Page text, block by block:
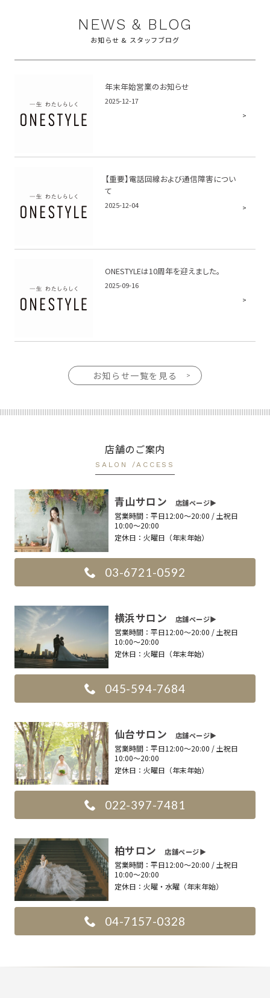
NEWS & BLOG
お知らせ & スタッフブログ
年末年始営業のお知らせ
2025-12-17
【重要】電話回線および通信障害につい
て
2025-12-04
ONESTYLEは10周年を迎えました。
2025-09-16
お知らせ一覧を見る
店舗のご案内
SALON /ACCESS
青山サロン 店舗ページ▶︎
営業時間： 平日12:00〜20:00 / 土祝日
10:00〜20:00
定休日： 火曜日（年末年始）
03-6721-0592
横浜サロン 店舗ページ▶︎
営業時間： 平日12:00〜20:00 / 土祝日
10:00〜20:00
定休日： 火曜日（年末年始）
045-594-7684
仙台サロン 店舗ページ▶︎
営業時間： 平日12:00〜20:00 / 土祝日
10:00〜20:00
定休日： 火曜日（年末年始）
022-397-7481
柏サロン店舗ページ▶︎
営業時間： 平日12:00〜20:00 / 土祝日
10:00〜20:00
定休日： 火曜・水曜（年末年始）
04-7157-0328